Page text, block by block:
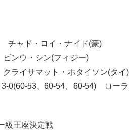
ャド・ロイ・ナイド(豪)
ンウ・シン(フィジー)
ライサマット・ホタイソン(タイ)
0(60-53、60-54、60-54) ローラ
級王座決定戦